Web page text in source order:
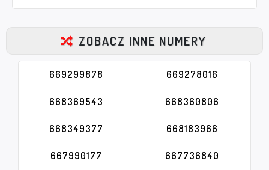
ZOBACZ INNE NUMERY
669299878 669278016
668369543 668360806
668349377 668183966
667990177 667736840